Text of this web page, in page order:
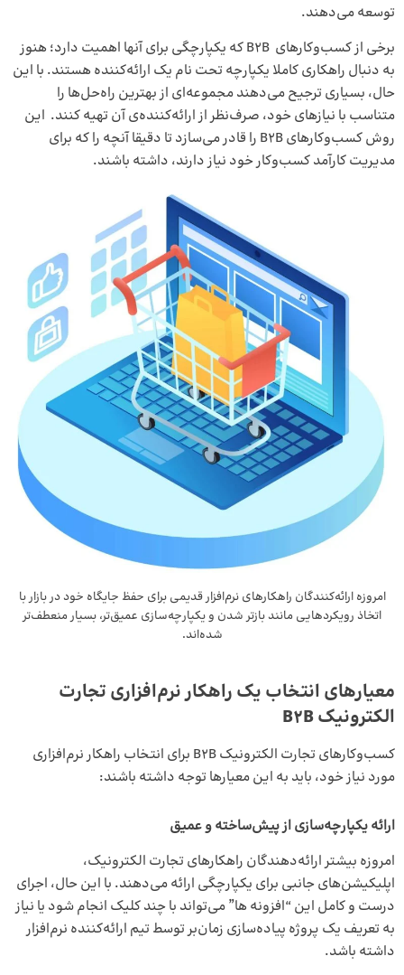
توسعه می‌دهند.
برخی از کسب‌و‌کارهای B2B که یکپارچگی برای آنها اهمیت دارد؛ هنوز
به دنبال راهکاری کاملا یکپارچه تحت نام یک ارائه‌کننده هستند. با این
حال، بسیاری ترجیح می‌دهند مجموعه‌ای از بهترین راه‌حل‌ها را
متناسب با نیازهای خود، صرف‌نظر از ارائه‌کننده‌ی آن تهیه کنند. این
روش کسب‌وکارهای B2B را قادر می‌سازد تا دقیقا آنچه را که برای
مدیریت کارآمد کسب‌و‌کار خود نیاز دارند، داشته باشند.
امروزه ارائه‌کنندگان راهکارهای نرم‌افزار قدیمی برای حفظ جایگاه خود در بازار با
اتخاذ رویکردهایی مانند بازتر شدن و یکپارچه‌سازی عمیق‌تر، بسیار منعطف‌تر
شده‌اند.
معیارهای انتخاب یک راهکار نرم‌افزاری تجارت
الکترونیک B2B
کسب‌و‌کارهای تجارت الکترونیک B2B برای انتخاب راهکار نرم‌افزاری
مورد نیاز خود، باید به این معیارها توجه داشته باشند:
ارائه یکپارچه‌سازی از پیش‌ساخته و عمیق
امروزه بیشتر ارائه‌دهندگان راهکارهای تجارت الکترونیک،
اپلیکیشن‌های جانبی برای یکپارچگی ارائه می‌دهند. با این حال، اجرای
درست و کامل این “افزونه ها” می‌تواند با چند کلیک انجام شود یا نیاز
به تعریف یک پروژه پیاده‌سازی زمان‌بر توسط تیم ارائه‌کننده نرم‌افزار
داشته باشد.